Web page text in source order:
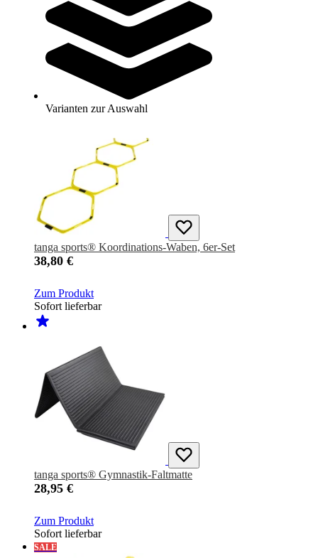
Varianten zur Auswahl
tanga sports® Faszienrolle
14,95 €
Zum Produkt
Sofort lieferbar
SALE
tanga sports® Koordinations-Waben, 6er-Set
38,80 €
Zum Produkt
Sofort lieferbar
tanga sports® Gymnastik-Faltmatte
28,95 €
Zum Produkt
Sofort lieferbar
SALE